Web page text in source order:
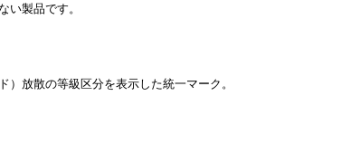
い製品です。
放散の等級区分を表示した統一マーク。